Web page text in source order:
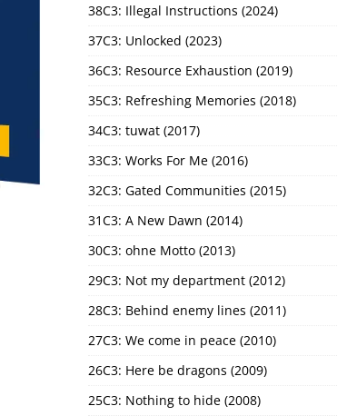
38C3: Illegal Instructions (2024)
37C3: Unlocked (2023)
36C3: Resource Exhaustion (2019)
35C3: Refreshing Memories (2018)
34C3: tuwat (2017)
33C3: Works For Me (2016)
32C3: Gated Communities (2015)
31C3: A New Dawn (2014)
30C3: ohne Motto (2013)
29C3: Not my department (2012)
28C3: Behind enemy lines (2011)
27C3: We come in peace (2010)
26C3: Here be dragons (2009)
25C3: Nothing to hide (2008)